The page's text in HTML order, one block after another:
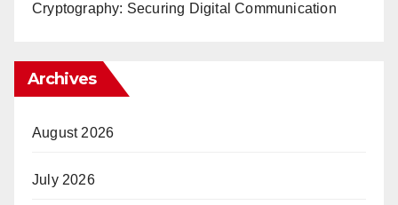
Cryptography: Securing Digital Communication
Archives
August 2026
July 2026